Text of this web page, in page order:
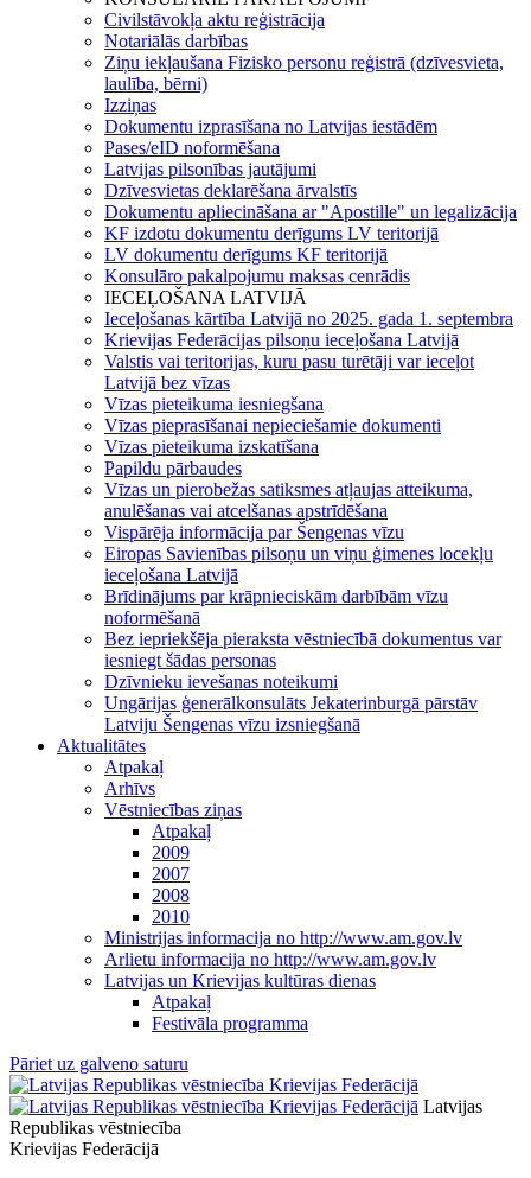
Civilstāvokļa aktu reģistrācija
Notariālās darbības
Ziņu iekļaušana Fizisko personu reģistrā (dzīvesvieta,
laulība, bērni)
Izziņas
Dokumentu izprasīšana no Latvijas iestādēm
Pases/eID noformēšana
Latvijas pilsonības jautājumi
Dzīvesvietas deklarēšana ārvalstīs
Dokumentu apliecināšana ar "Apostille" un legalizācija
KF izdotu dokumentu derīgums LV teritorijā
LV dokumentu derīgums KF teritorijā
Konsulāro pakalpojumu maksas cenrādis
IECEĻOŠANA LATVIJĀ
Ieceļošanas kārtība Latvijā no 2025. gada 1. septembra
Krievijas Federācijas pilsoņu ieceļošana Latvijā
Valstis vai teritorijas, kuru pasu turētāji var ieceļot
Latvijā bez vīzas
Vīzas pieteikuma iesniegšana
Vīzas pieprasīšanai nepieciešamie dokumenti
Vīzas pieteikuma izskatīšana
Papildu pārbaudes
Vīzas un pierobežas satiksmes atļaujas atteikuma,
anulēšanas vai atcelšanas apstrīdēšana
Vispārēja informācija par Šengenas vīzu
Eiropas Savienības pilsoņu un viņu ģimenes locekļu
ieceļošana Latvijā
Brīdinājums par krāpnieciskām darbībām vīzu
noformēšanā
Bez iepriekšēja pieraksta vēstniecībā dokumentus var
iesniegt šādas personas
Dzīvnieku ievešanas noteikumi
Ungārijas ģenerālkonsulāts Jekaterinburgā pārstāv
Latviju Šengenas vīzu izsniegšanā
Aktualitātes
Atpakaļ
Arhīvs
Vēstniecības ziņas
Atpakaļ
2009
2007
2008
2010
Ministrijas informacija no http://www.am.gov.lv
Arlietu informacija no http://www.am.gov.lv
Latvijas un Krievijas kultūras dienas
Atpakaļ
Festivāla programma
Pāriet uz galveno saturu
Latvijas
Republikas vēstniecība
Krievijas Federācijā